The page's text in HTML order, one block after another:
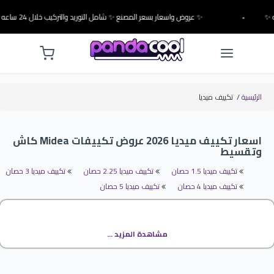
✨ عروض واسعار بسعر المصنع ✨ شامل التوريد والتركيب خلال 24 ساعه ✨ •
الرئيسية/ تكييف ميديا
اسعار تكييف ميديا 2026 عروض تكييفات Midea كاش
وتقسيط
تكييف ميديا 1.5 حصان تكييف ميديا 2.25 حصان
تكييف ميديا 3 حصان
تكييف ميديا 4 حصان
تكييف ميديا 5 حصان
ميديا Midea
تكييف ميديا من التكييفات العالمية التى تحتوى على الكثير من المواصفات الجديدة
مشاهدة المزيد ...